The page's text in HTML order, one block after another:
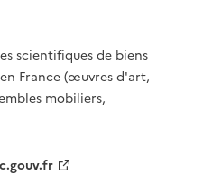
scientifiques de biens
France (œuvres d'art,
mobiliers,